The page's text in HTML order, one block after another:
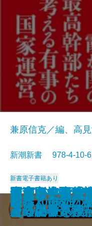
データ・ボー
球をどう変え
脱炭素化は地
オスの本懐
慶應高校野球
が人を育てる
歪んだ幸せを
キの切れない
人生で大損し
義父母の介護
東京いい店は
からコロナ後
不倫の心理学
国家の総力
兼原信克／編、高
新潮新書 978-4-
新書電子書籍あり
間違い学―「
ジリエンス
知っている
石の価値
とにかく可視
えるノウハ
メディアはな
産経記者受難
苦しくて切な
ルポ 海外「
最適脳―6つの
える―
俺は100歳ま
ドキュメン
ミーの子を授
教養としての